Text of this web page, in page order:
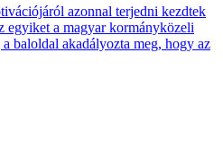
azonnal terjedni kezdtek
egyiket a magyar kormányközeli
baloldal akadályozta meg, hogy az